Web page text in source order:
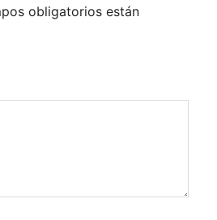
obligatorios están